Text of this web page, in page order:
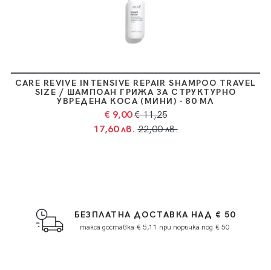
CARE REVIVE INTENSIVE REPAIR SHAMPOO TRAVEL
SIZE / ШАМПОАН ГРИЖА ЗА СТРУКТУРНО
УВРЕДЕНА КОСА (МИНИ) - 80 МЛ
€ 9,00 € 11,25
17,60 лв. 22,00 лв.
БЕЗПЛАТНА ДОСТАВКА НАД € 50
такса доставка € 5,11 при поръчка под € 50